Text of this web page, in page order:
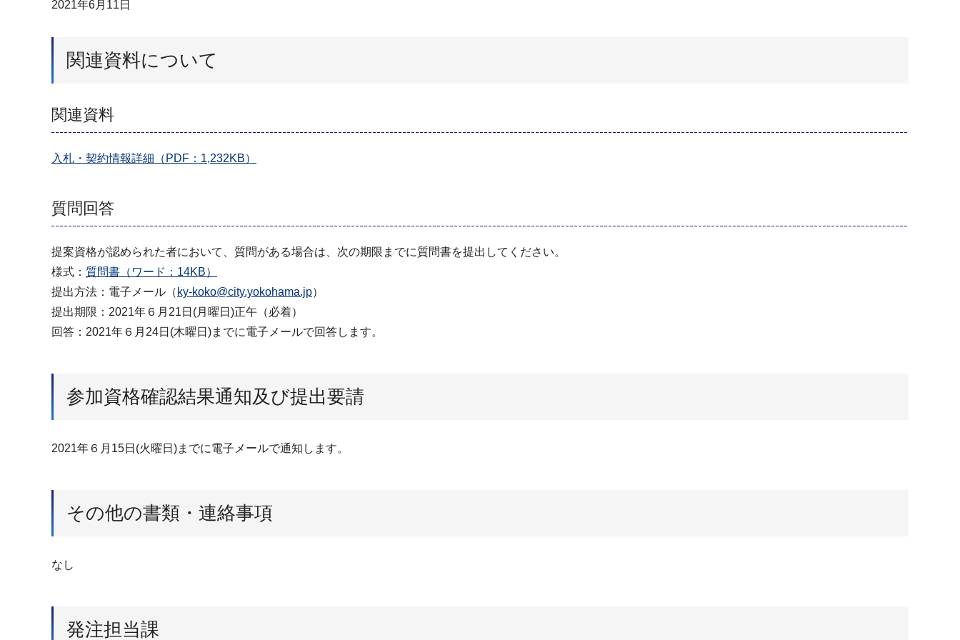
2021年6月11日
関連資料について
関連資料
入札・契約情報詳細（PDF：1,232KB）
質問回答
提案資格が認められた者において、質問がある場合は、次の期限までに質問書を提出してください。
様式： 質問書（ワード：14KB）
提出方法：電子メール（ ky-koko@city.yokohama.jp）
提出期限：2021年６月21日(月曜日)正午（必着）
回答：2021年６月24日(木曜日)までに電子メールで回答します。
参加資格確認結果通知及び提出要請
2021年６月15日(火曜日)までに電子メールで通知します。
その他の書類・連絡事項
なし
発注担当課